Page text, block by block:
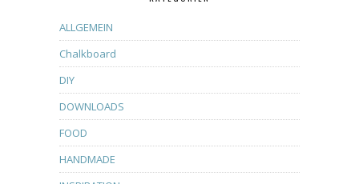
ALLGEMEIN
Chalkboard
DIY
DOWNLOADS
FOOD
HANDMADE